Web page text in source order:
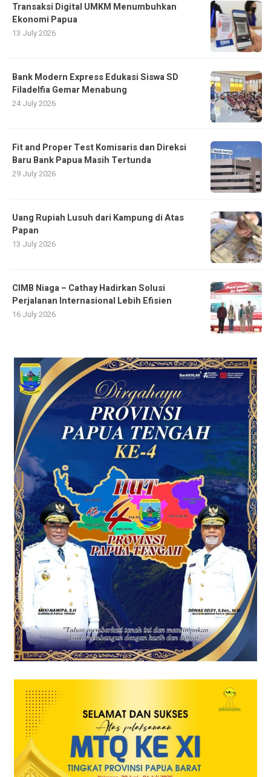
Transaksi Digital UMKM Menumbuhkan
Ekonomi Papua
13 July 2026
Bank Modern Express Edukasi Siswa SD
Filadelfia Gemar Menabung
24 July 2026
Fit and Proper Test Komisaris dan Direksi
Baru Bank Papua Masih Tertunda
29 July 2026
Uang Rupiah Lusuh dari Kampung di Atas
Papan
13 July 2026
CIMB Niaga – Cathay Hadirkan Solusi
Perjalanan Internasional Lebih Efisien
16 July 2026